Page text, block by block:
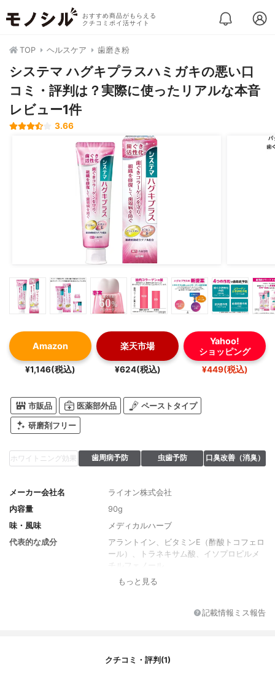
おすすめ商品がもらえる
クチコミポイ活サイト
TOP ヘルスケア 歯磨き粉
システマ ハグキプラスハミガキの悪い口
コミ・評判は？実際に使ったリアルな本音
レビュー1件
3.66
Amazon
¥1,146(税込)
楽天市場
¥624(税込)
Yahoo!
ショッピング
¥449(税込)
市販品 医薬部外品 ペーストタイプ
研磨剤フリー
ホワイトニング効果 歯周病予防 虫歯予防 口臭改善（消臭）
メーカー会社名
ライオン株式会社
内容量
90g
味・風味
メディカルハーブ
代表的な成分
アラントイン、ビタミンE（酢酸トコフェロ
ール）、トラネキサム酸、イソプロピルメ
チルフェノール
グリセリン、PG、無水ケイ酸、CMC、POE
ーブミントタイプ)、サッカリンNa、フッ化
ティング剤、イソステアリン酸フィトステ
もっと見る
記載情報ミス報告
クチコミ・評判(1)